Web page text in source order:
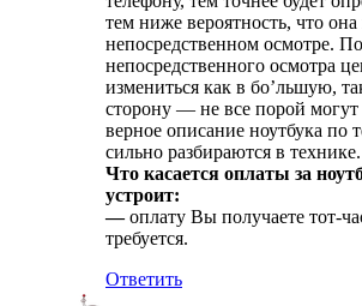
тем ниже вероятность, что
непосредственном осмотре.
непосредственного осмотра
измениться как в бо’льшую,
сторону — не все порой могут
верное описание ноутбука по
сильно разбираются в технике.
Что касается оплаты за
устроит:
—оплату Вы получаете тот-
требуется.
Ответить